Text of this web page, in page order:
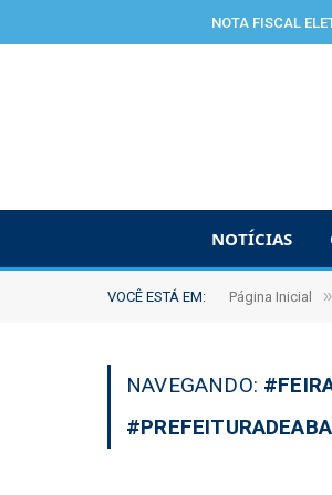
NOTA FISCAL
NOTÍCIAS
VOCÊ ESTÁ EM: Página Inicial »
NAVEGANDO: